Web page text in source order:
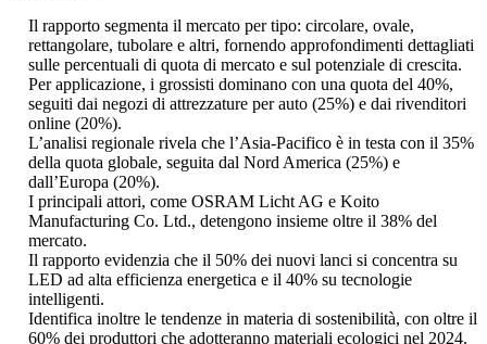
Il rapporto segmenta il mercato per tipo: circolare, ovale,
rettangolare, tubolare e altri, fornendo approfondimenti dettagliati
sulle percentuali di quota di mercato e sul potenziale di crescita.
Per applicazione, i grossisti dominano con una quota del 40%,
seguiti dai negozi di attrezzature per auto (25%) e dai rivenditori
online (20%).
L’analisi regionale rivela che l’Asia-Pacifico è in testa con il 35%
della quota globale, seguita dal Nord America (25%) e
dall’Europa (20%).
I principali attori, come OSRAM Licht AG e Koito
Manufacturing Co. Ltd., detengono insieme oltre il 38% del
mercato.
Il rapporto evidenzia che il 50% dei nuovi lanci si concentra su
LED ad alta efficienza energetica e il 40% su tecnologie
intelligenti.
Identifica inoltre le tendenze in materia di sostenibilità, con oltre il
60% dei produttori che adotteranno materiali ecologici nel 2024.